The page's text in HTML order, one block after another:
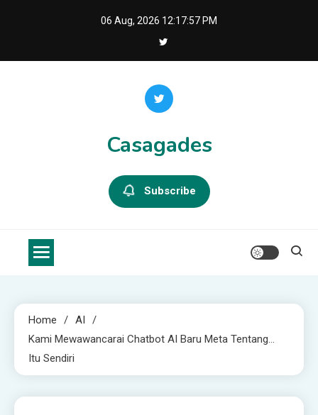
06 Aug, 2026 12:17:57 PM
Casagades
Subscribe
Home
AI
Kami Mewawancarai Chatbot AI Baru Meta Tentang…
Itu Sendiri